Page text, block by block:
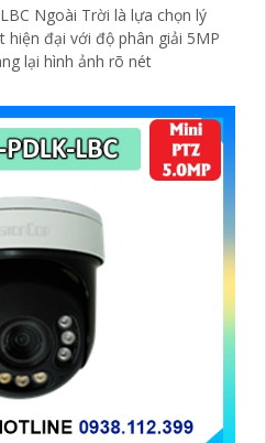
Ngoài Trời là lựa chọn lý
đại với độ phân giải 5MP
lại hình ảnh rõ nét